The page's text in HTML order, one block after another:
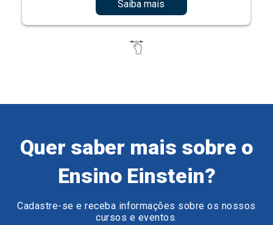
Saiba mais
Quer saber mais sobre o
Ensino Einstein?
Cadastre-se e receba informações sobre os nossos
cursos e eventos.